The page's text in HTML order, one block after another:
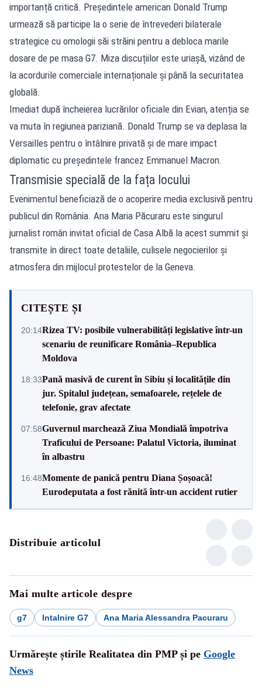
importanță critică. Președintele american Donald Trump
urmează să participe la o serie de întrevederi bilaterale
strategice cu omologii săi străini pentru a debloca marile
dosare de pe masa G7. Miza discuțiilor este uriașă, vizând de
la acordurile comerciale internaționale și până la securitatea
globală.
Imediat după încheierea lucrărilor oficiale din Evian, atenția se
va muta în regiunea pariziană. Donald Trump se va deplasa la
Versailles pentru o întâlnire privată și de mare impact
diplomatic cu președintele francez Emmanuel Macron.
Transmisie specială de la fața locului
Evenimentul beneficiază de o acoperire media exclusivă pentru
publicul din România. Ana Maria Păcuraru este singurul
jurnalist român invitat oficial de Casa Albă la acest summit și
transmite în direct toate detaliile, culisele negocierilor și
atmosfera din mijlocul protestelor de la Geneva.
CITEȘTE ȘI
20:14Rizea TV: posibile vulnerabilități legislative într-un
scenariu de reunificare România–Republica
Moldova
18:33Pană masivă de curent în Sibiu și localitățile din
jur. Spitalul județean, semafoarele, rețelele de
telefonie, grav afectate
07:58Guvernul marchează Ziua Mondială împotriva
Traficului de Persoane: Palatul Victoria, iluminat
în albastru
16:48Momente de panică pentru Diana Șoșoacă!
Eurodeputata a fost rănită într-un accident rutier
Distribuie articolul
Mai multe articole despre
g7 Intalnire G7 Ana Maria Alessandra Pacuraru
Urmărește știrile Realitatea din PMP și pe Google
News